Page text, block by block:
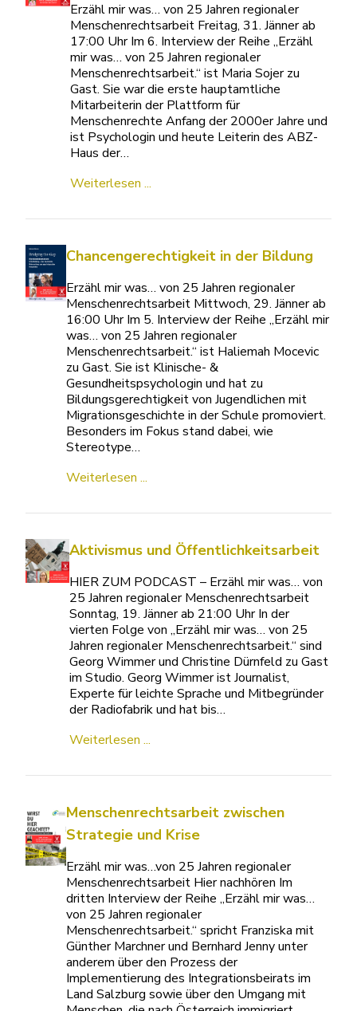
Erzähl mir was… von 25 Jahren regionaler
Menschenrechtsarbeit Freitag, 31. Jänner ab
17:00 Uhr Im 6. Interview der Reihe „Erzähl
mir was… von 25 Jahren regionaler
Menschenrechtsarbeit.“ ist Maria Sojer zu
Gast. Sie war die erste hauptamtliche
Mitarbeiterin der Plattform für
Menschenrechte Anfang der 2000er Jahre und
ist Psychologin und heute Leiterin des ABZ-
Haus der…
Weiterlesen ...
Chancengerechtigkeit in der Bildung
Erzähl mir was… von 25 Jahren regionaler
Menschenrechtsarbeit Mittwoch, 29. Jänner ab
16:00 Uhr Im 5. Interview der Reihe „Erzähl mir
was… von 25 Jahren regionaler
Menschenrechtsarbeit.“ ist Haliemah Mocevic
zu Gast. Sie ist Klinische- &
Gesundheitspsychologin und hat zu
Bildungsgerechtigkeit von Jugendlichen mit
Migrationsgeschichte in der Schule promoviert.
Besonders im Fokus stand dabei, wie
Stereotype…
Weiterlesen ...
Aktivismus und Öffentlichkeitsarbeit
HIER ZUM PODCAST – Erzähl mir was… von
25 Jahren regionaler Menschenrechtsarbeit
Sonntag, 19. Jänner ab 21:00 Uhr In der
vierten Folge von „Erzähl mir was… von 25
Jahren regionaler Menschenrechtsarbeit.“ sind
Georg Wimmer und Christine Dürnfeld zu Gast
im Studio. Georg Wimmer ist Journalist,
Experte für leichte Sprache und Mitbegründer
der Radiofabrik und hat bis…
Weiterlesen ...
Menschenrechtsarbeit zwischen
Strategie und Krise
Erzähl mir was…von 25 Jahren regionaler
Menschenrechtsarbeit Hier nachhören Im
dritten Interview der Reihe „Erzähl mir was…
von 25 Jahren regionaler
Menschenrechtsarbeit.“ spricht Franziska mit
Günther Marchner und Bernhard Jenny unter
anderem über den Prozess der
Implementierung des Integrationsbeirats im
Land Salzburg sowie über den Umgang mit